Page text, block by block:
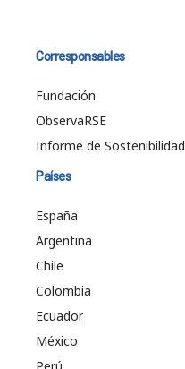
Corresponsables
Fundación
ObservaRSE
Informe de Sostenibilidad
Países
España
Argentina
Chile
Colombia
Ecuador
México